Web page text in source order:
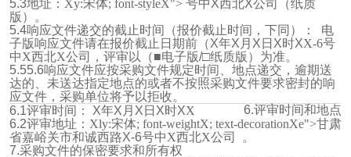
5.3地址：Xy:宋体; font-styleX"> 号中X西北X公司（纸质
版）。
5.4响应文件递交的截止时间（报价截止时间，下同）：
电
子版响应文件请在报价截止日期前（X年X 月 X 日 X时XX-6号
中X西北X公司，评审以（■电子版/□纸质版）为准。
5.55.6响应文件应按采购文件规定时间、地点递交，逾期送
达的、未送达指定地点的或者不按照采购文件要求密封的响
应文件，采购单位将予以拒收。
6.评审时间和地点
6.1评审时间： X年X 月 X 日 X时XX
6.2评审地址：Xly:宋体; font-weightX; text-decorationXe">甘肃
省嘉峪关市和诚西路X-6号中X西北X公司
。
7.采购文件的保密要求和所有权